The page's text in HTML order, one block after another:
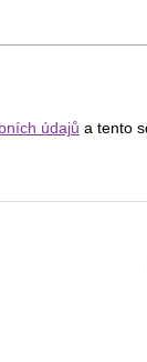
údajů a tento